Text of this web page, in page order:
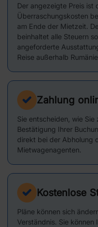
Der angezeigte Preis ist
Überraschungskosten
am Ende der Mietzeit.
beinhaltet alle Steuern
angeforderte
Reise außerhalb
Zahlung
Sie entscheiden, wie
Bestätigung Ihrer
direkt bei der Abholung
Mietwagenagenten.
Kostenlose
Pläne können sich
Verständnis. Sie